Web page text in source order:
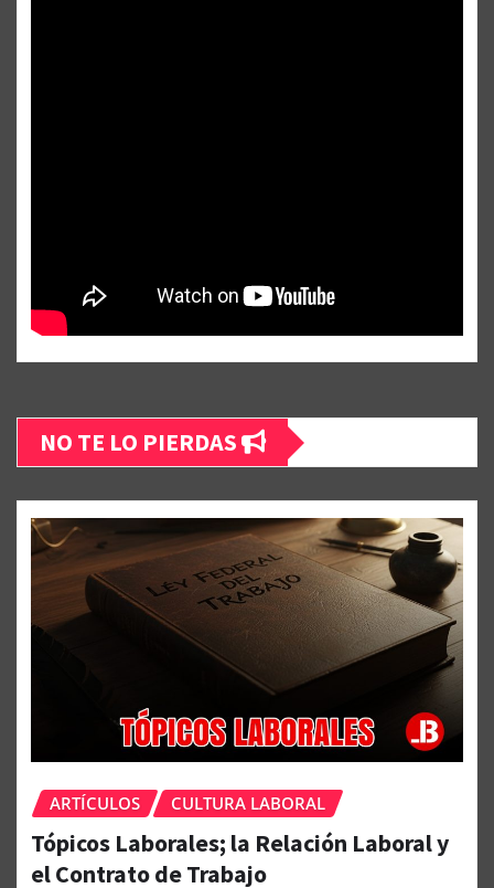
NO TE LO PIERDAS
ARTÍCULOS CULTURA LABORAL
Tópicos Laborales; la Relación Laboral y
el Contrato de Trabajo